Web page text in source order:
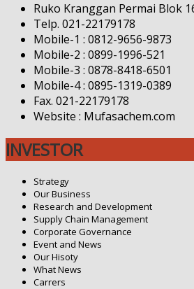
Ruko Kranggan Permai Blok
Telp. 021-22179178
Mobile-1 : 0812-9656-9873
Mobile-2 : 0899-1996-521
Mobile-3 : 0878-8418-6501
Mobile-4 : 0895-1319-0389
Fax. 021-22179178
Website : Mufasachem.com
INVESTOR
Strategy
Our Business
Research and Development
Supply Chain Management
Corporate Governance
Event and News
Our Hisoty
What News
Carrers